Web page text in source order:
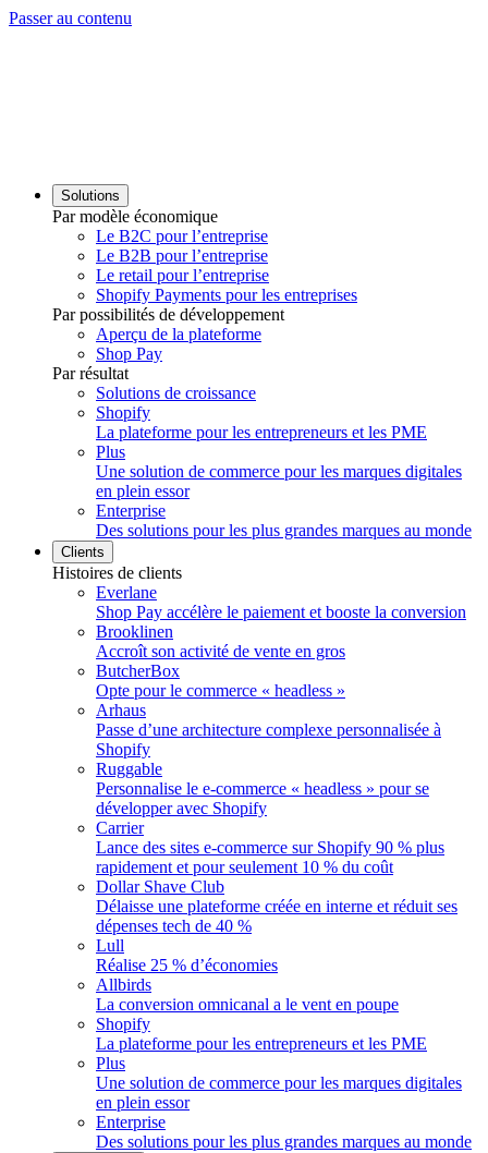
Passer au contenu
Solutions
Par modèle économique
Le B2C pour l’entreprise
Le B2B pour l’entreprise
Le retail pour l’entreprise
Shopify Payments pour les entreprises
Par possibilités de développement
Aperçu de la plateforme
Shop Pay
Par résultat
Solutions de croissance
Shopify
La plateforme pour les entrepreneurs et les PME
Plus
Une solution de commerce pour les marques digitales
en plein essor
Enterprise
Des solutions pour les plus grandes marques au monde
Clients
Histoires de clients
Everlane
Shop Pay accélère le paiement et booste la conversion
Brooklinen
Accroît son activité de vente en gros
ButcherBox
Opte pour le commerce « headless »
Arhaus
Passe d’une architecture complexe personnalisée à
Shopify
Ruggable
Personnalise le e-commerce « headless » pour se
développer avec Shopify
Carrier
Lance des sites e-commerce sur Shopify 90 % plus
rapidement et pour seulement 10 % du coût
Dollar Shave Club
Délaisse une plateforme créée en interne et réduit ses
dépenses tech de 40 %
Lull
Réalise 25 % d’économies
Allbirds
La conversion omnicanal a le vent en poupe
Shopify
La plateforme pour les entrepreneurs et les PME
Plus
Une solution de commerce pour les marques digitales
en plein essor
Enterprise
Des solutions pour les plus grandes marques au monde